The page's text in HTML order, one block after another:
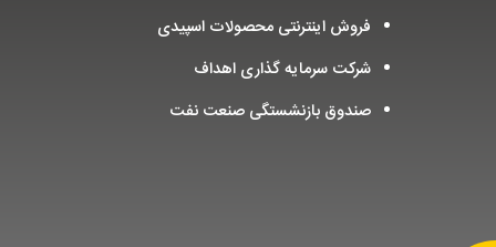
فروش اینترنتی محصولات اسپیدی
شرکت سرمایه گذاری اهداف
صندوق بازنشستگی صنعت نفت